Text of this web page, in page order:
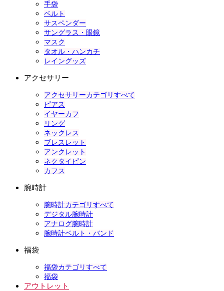
手袋
ベルト
サスペンダー
サングラス・眼鏡
マスク
タオル・ハンカチ
レイングッズ
アクセサリー
アクセサリーカテゴリすべて
ピアス
イヤーカフ
リング
ネックレス
ブレスレット
アンクレット
ネクタイピン
カフス
腕時計
腕時計カテゴリすべて
デジタル腕時計
アナログ腕時計
腕時計ベルト・バンド
福袋
福袋カテゴリすべて
福袋
アウトレット